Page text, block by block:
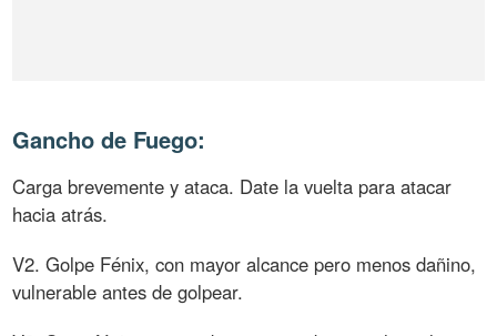
Gancho de Fuego:
Carga brevemente y ataca. Date la vuelta para atacar
hacia atrás.
V2. Golpe Fénix, con mayor alcance pero menos dañino,
vulnerable antes de golpear.